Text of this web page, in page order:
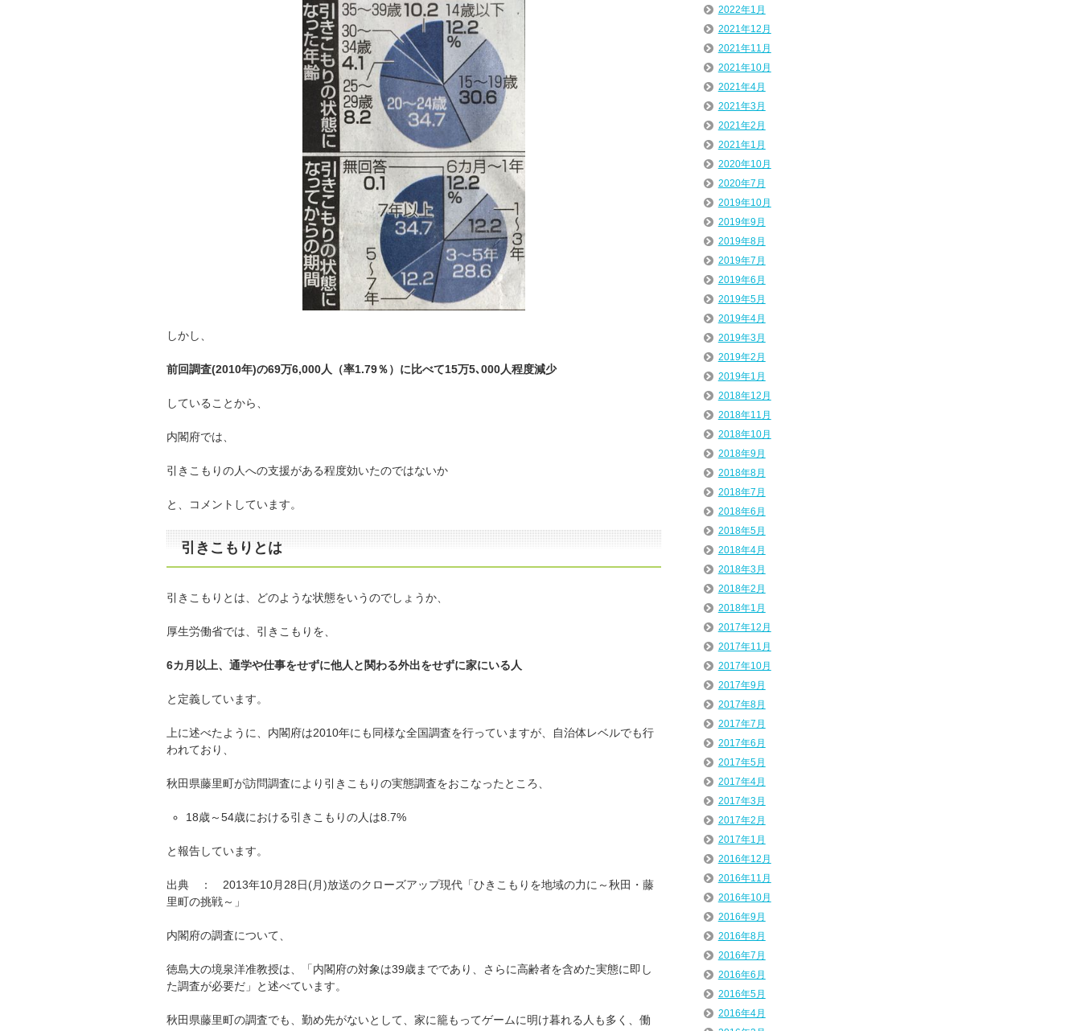
しかし、
前回調査(2010年)の69万6,000人（率1.79％）に比べて15万5､000人程度減少
していることから、
内閣府では、
引きこもりの人への支援がある程度効いたのではないか
と、コメントしています。
引きこもりとは
引きこもりとは、どのような状態をいうのでしょうか、
厚生労働省では、引きこもりを、
6カ月以上、通学や仕事をせずに他人と関わる外出をせずに家にいる人
と定義しています。
上に述べたように、内閣府は2010年にも同様な全国調査を行っていますが、自治体レベルでも行
われており、
秋田県藤里町が訪問調査により引きこもりの実態調査をおこなったところ、
18歳～54歳における引きこもりの人は8.7%
と報告しています。
出典 ： 2013年10月28日(月)放送のクローズアップ現代「ひきこもりを地域の力に～秋田・藤
里町の挑戦～」
内閣府の調査について、
徳島大の境泉洋准教授は、「内閣府の対象は39歳までであり、さらに高齢者を含めた実態に即し
た調査が必要だ」と述べています。
秋田県藤里町の調査でも、勤め先がないとして、家に籠もってゲームに明け暮れる人も多く、働
2022年1月
2021年12月
2021年11月
2021年10月
2021年4月
2021年3月
2021年2月
2021年1月
2020年10月
2020年7月
2019年10月
2019年9月
2019年8月
2019年7月
2019年6月
2019年5月
2019年4月
2019年3月
2019年2月
2019年1月
2018年12月
2018年11月
2018年10月
2018年9月
2018年8月
2018年7月
2018年6月
2018年5月
2018年4月
2018年3月
2018年2月
2018年1月
2017年12月
2017年11月
2017年10月
2017年9月
2017年8月
2017年7月
2017年6月
2017年5月
2017年4月
2017年3月
2017年2月
2017年1月
2016年12月
2016年11月
2016年10月
2016年9月
2016年8月
2016年7月
2016年6月
2016年5月
2016年4月